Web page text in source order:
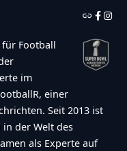
Football
im
einer
Seit 2013 ist
in der Welt des
als Experte auf